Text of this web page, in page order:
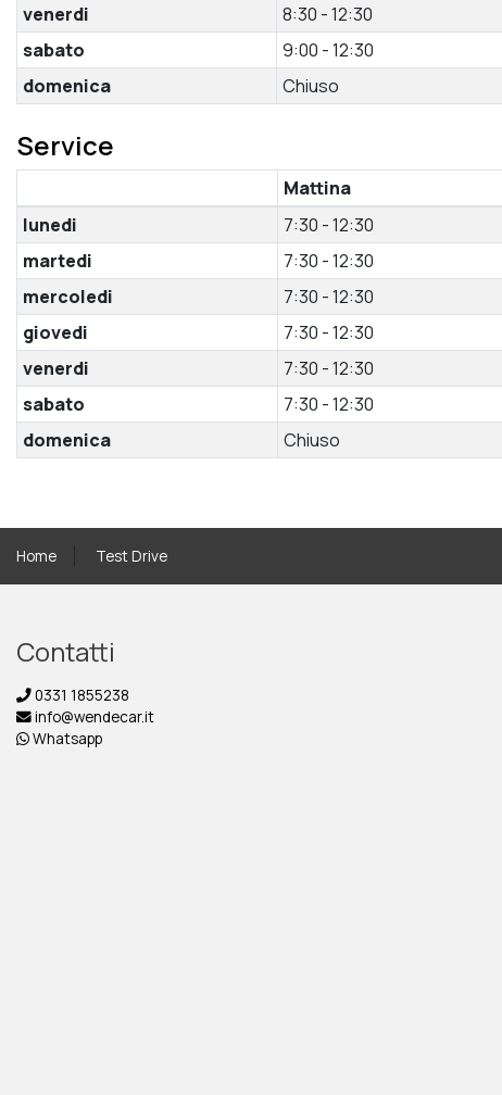
venerdi
8:30 - 12:30
sabato
9:00 - 12:30
domenica
Chiuso
Service
Mattina
lunedi
7:30 - 12:30
martedi
7:30 - 12:30
mercoledi
7:30 - 12:30
giovedi
7:30 - 12:30
venerdi
7:30 - 12:30
sabato
7:30 - 12:30
domenica
Chiuso
Home Test Drive
Contatti
0331 1855238
info@wendecar.it
Whatsapp